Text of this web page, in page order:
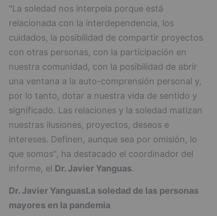
"La soledad nos interpela porque está
relacionada con la interdependencia, los
cuidados, la posibilidad de compartir proyectos
con otras personas, con la participación en
nuestra comunidad, con la posibilidad de abrir
una ventana a la auto-comprensión personal y,
por lo tanto, dotar a nuestra vida de sentido y
significado. Las relaciones y la soledad matizan
nuestras ilusiones, proyectos, deseos e
intereses. Definen, aunque sea por omisión, lo
que somos", ha destacado el coordinador del
informe, el Dr. Javier Yanguas.
Dr. Javier YanguasLa soledad de las personas
mayores en la pandemia